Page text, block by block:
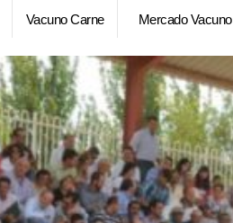
Vacuno Carne Mercado Vacuno